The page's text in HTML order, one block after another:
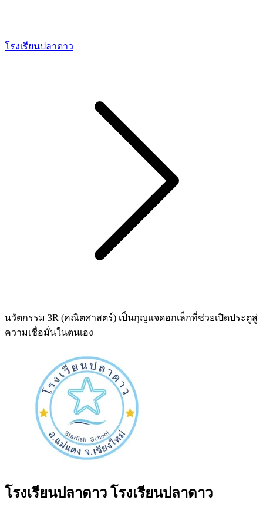
โรงเรียนปลาดาว
นวัตกรรม 3R (คณิตศาสตร์) เป็นกุญแจดอกเล็กที่ช่วยเปิดประตูสู่
ความเชื่อมั่นในตนเอง
โรงเรียนปลาดาว โรงเรียนปลาดาว